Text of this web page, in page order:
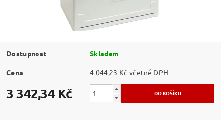
Dostupnost Skladem
Cena 4 044,23 Kč včetně DPH
3 342,34 Kč